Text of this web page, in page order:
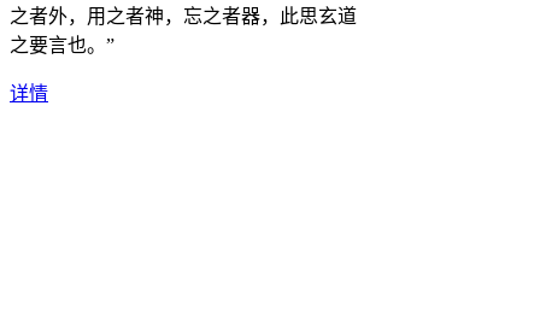
之者外，用之者神，忘之者器，此思玄道
之要言也。”
详情